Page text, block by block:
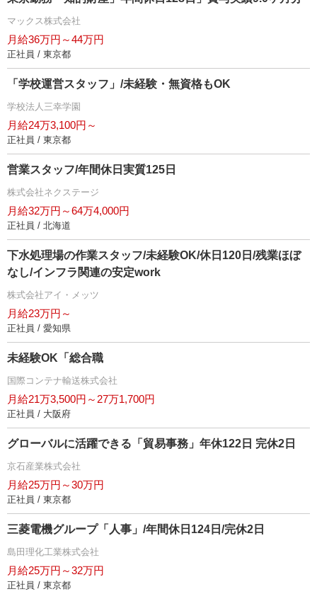
マックス株式会社
月給36万円～44万円
正社員 / 東京都
「学校運営スタッフ」/未経験・無資格もOK
学校法人三幸学園
月給24万3,100円～
正社員 / 東京都
営業スタッフ/年間休日実質125日
株式会社ネクステージ
月給32万円～64万4,000円
正社員 / 北海道
下水処理場の作業スタッフ/未経験OK/休日120日/残業ほぼ
なし/インフラ関連の安定work
株式会社アイ・メッツ
月給23万円～
正社員 / 愛知県
未経験OK「総合職
国際コンテナ輸送株式会社
月給21万3,500円～27万1,700円
正社員 / 大阪府
グローバルに活躍できる「貿易事務」年休122日 完休2日
京石産業株式会社
月給25万円～30万円
正社員 / 東京都
三菱電機グループ「人事」/年間休日124日/完休2日
島田理化工業株式会社
月給25万円～32万円
正社員 / 東京都